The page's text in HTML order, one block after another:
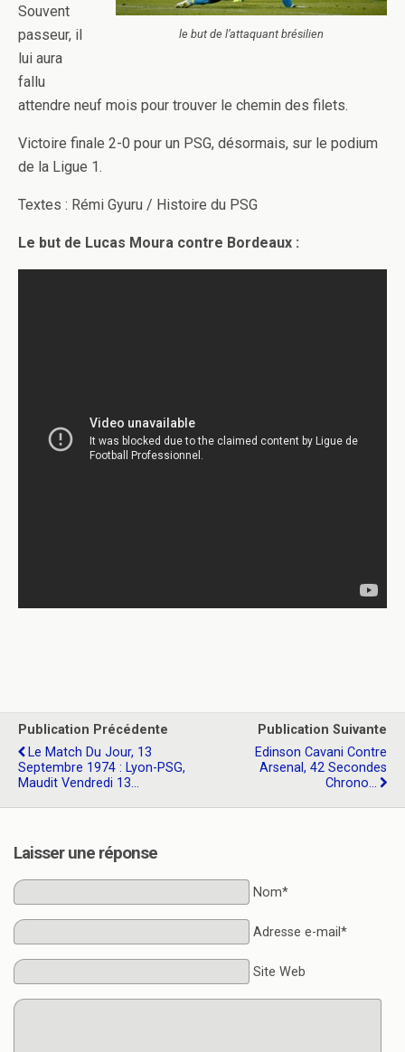
le but de l’attaquant brésilien
Souvent
passeur, il
lui aura
fallu
attendre neuf mois pour trouver le chemin des filets.
Victoire finale 2-0 pour un PSG, désormais, sur le podium
de la Ligue 1.
Textes : Rémi Gyuru / Histoire du PSG
Le but de Lucas Moura contre Bordeaux :
Publication Précédente
Le Match Du Jour, 13
Septembre 1974 : Lyon-PSG,
Maudit Vendredi 13...
Publication Suivante
Edinson Cavani Contre
Arsenal, 42 Secondes
Chrono...
Laisser une réponse
Nom*
Adresse e-mail*
Site Web